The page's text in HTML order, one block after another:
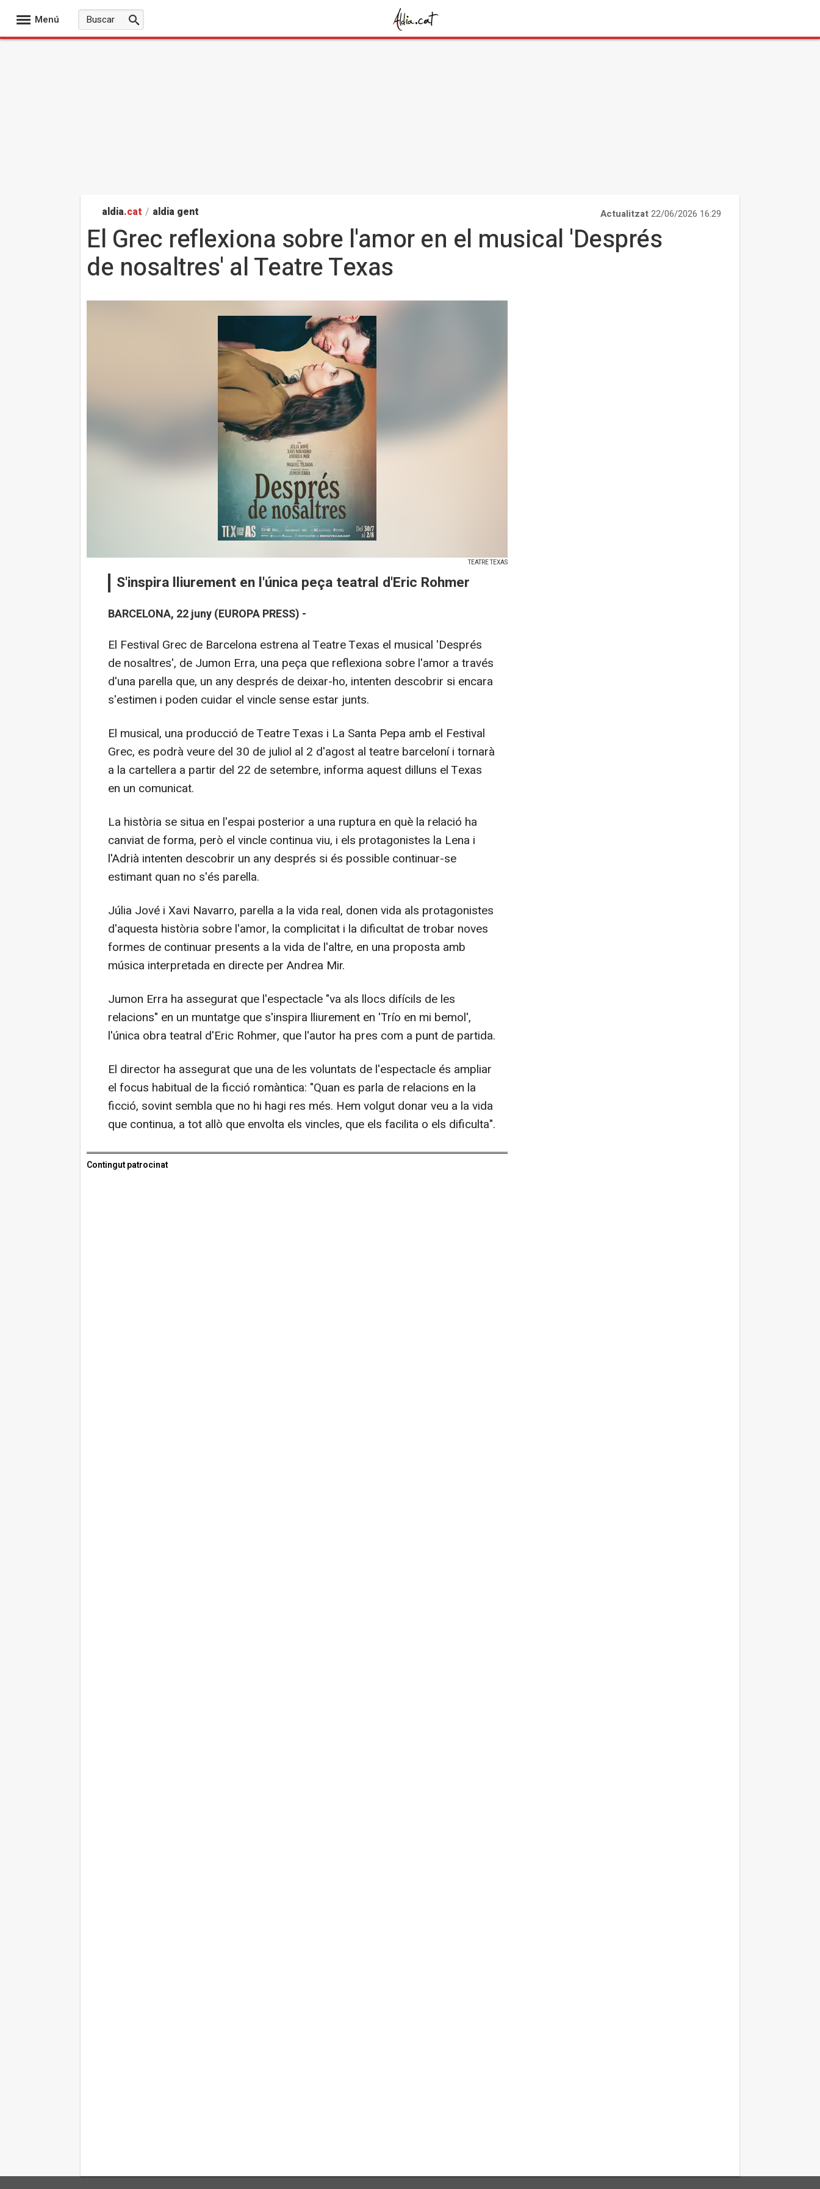
Menú
aldia.cat / aldia gent Actualitzat22/06/2026 16:29
El Grec reflexiona sobre l'amor en el musical 'Després
de nosaltres' al Teatre Texas
TEATRE TEXAS
S'inspira lliurement en l'única peça teatral d'Eric Rohmer
BARCELONA, 22 juny (EUROPA PRESS) -
El Festival Grec de Barcelona estrena al Teatre Texas el musical 'Després
de nosaltres', de Jumon Erra, una peça que reflexiona sobre l'amor a través
d'una parella que, un any després de deixar-ho, intenten descobrir si encara
s'estimen i poden cuidar el vincle sense estar junts.
El musical, una producció de Teatre Texas i La Santa Pepa amb el Festival
Grec, es podrà veure del 30 de juliol al 2 d'agost al teatre barceloní i tornarà
a la cartellera a partir del 22 de setembre, informa aquest dilluns el Texas
en un comunicat.
La història se situa en l'espai posterior a una ruptura en què la relació ha
canviat de forma, però el vincle continua viu, i els protagonistes la Lena i
l'Adrià intenten descobrir un any després si és possible continuar-se
estimant quan no s'és parella.
Júlia Jové i Xavi Navarro, parella a la vida real, donen vida als protagonistes
d'aquesta història sobre l'amor, la complicitat i la dificultat de trobar noves
formes de continuar presents a la vida de l'altre, en una proposta amb
música interpretada en directe per Andrea Mir.
Jumon Erra ha assegurat que l'espectacle "va als llocs difícils de les
relacions" en un muntatge que s'inspira lliurement en 'Trío en mi bemol',
l'única obra teatral d'Eric Rohmer, que l'autor ha pres com a punt de partida.
El director ha assegurat que una de les voluntats de l'espectacle és ampliar
el focus habitual de la ficció romàntica: "Quan es parla de relacions en la
ficció, sovint sembla que no hi hagi res més. Hem volgut donar veu a la vida
que continua, a tot allò que envolta els vincles, que els facilita o els dificulta".
Contingut patrocinat